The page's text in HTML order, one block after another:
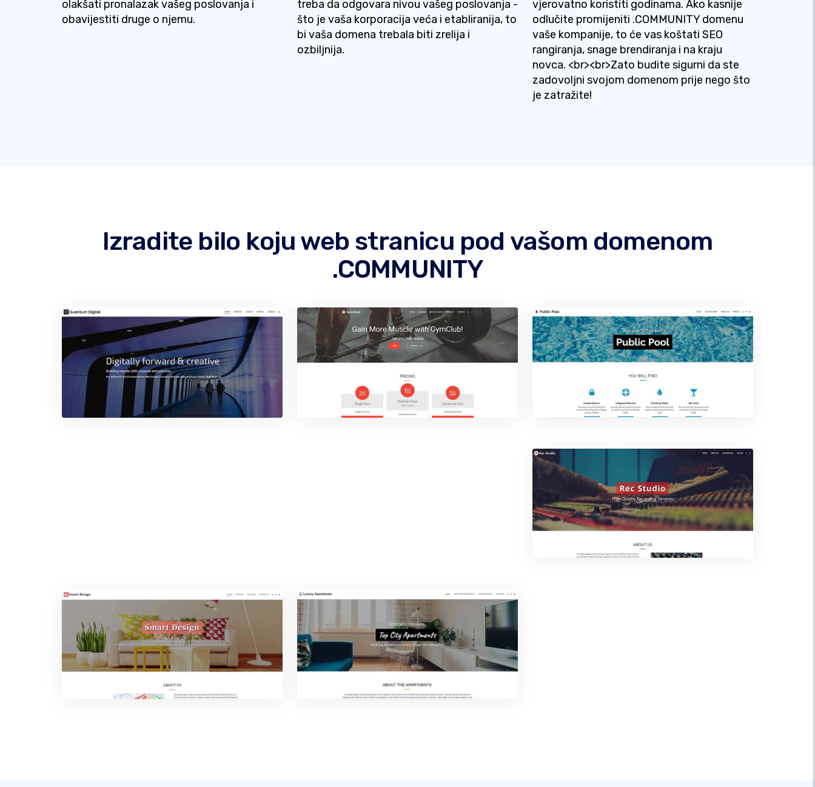
olakšati pronalazak vašeg poslovanja i
obavijestiti druge o njemu.
treba da odgovara nivou vašeg poslovanja -
što je vaša korporacija veća i etabliranija, to
bi vaša domena trebala biti zrelija i
ozbiljnija.
vjerovatno koristiti godinama. Ako kasnije
odlučite promijeniti .COMMUNITY domenu
vaše kompanije, to će vas koštati SEO
rangiranja, snage brendiranja i na kraju
novca. <br><br>Zato budite sigurni da ste
zadovoljni svojom domenom prije nego što
je zatražite!
Izradite bilo koju web stranicu pod vašom domenom
.COMMUNITY